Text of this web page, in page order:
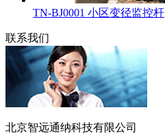
TN-BJ0001 小区变径监控杆
联系我们
北京智远通纳科技有限公司